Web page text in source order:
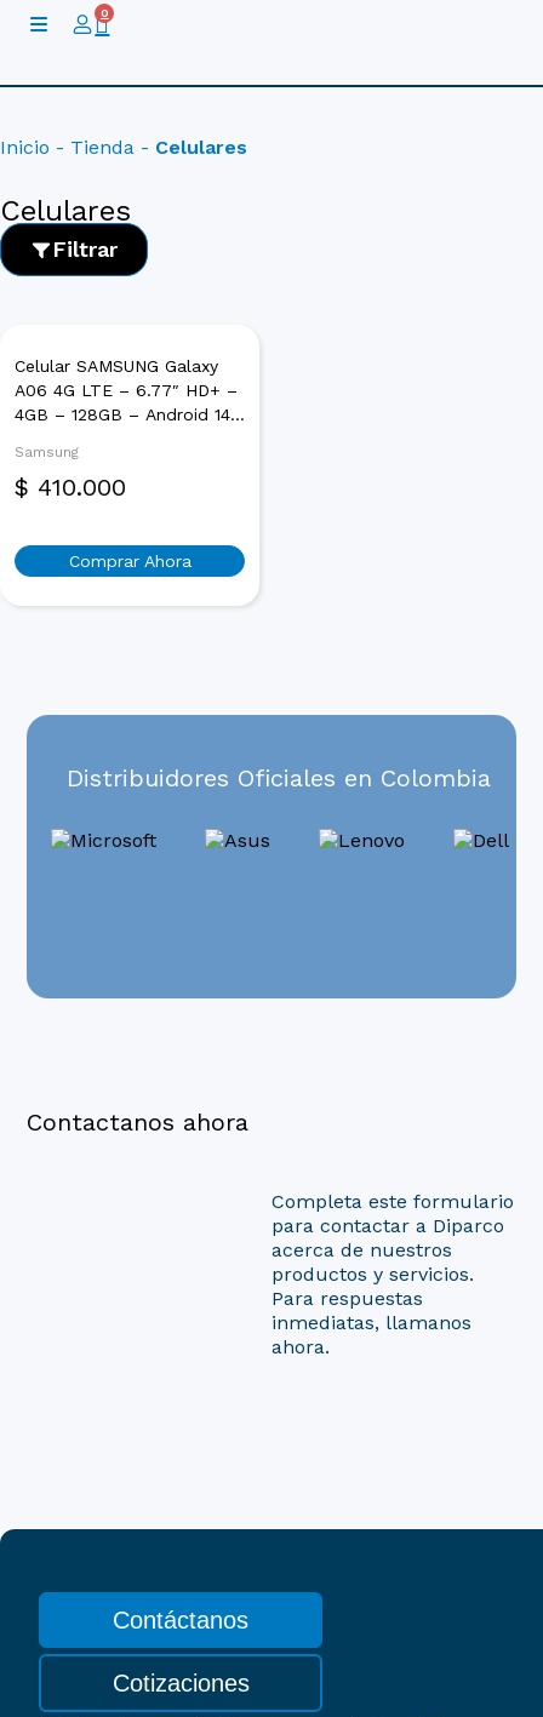
0
Cart
Inicio - Tienda - Celulares
Celulares
Filtrar
Categoría
Celulares
Celular SAMSUNG Galaxy
A06 4G LTE – 6.77″ HD+ –
4GB – 128GB – Android 14
Samsung
$ 410.000
Comprar Ahora
Distribuidores Oficiales en Colombia
Contactanos ahora
Completa este formulario
para contactar a Diparco
acerca de nuestros
productos y servicios.
Para respuestas
inmediatas, llamanos
ahora.
Contáctanos
Cotizaciones